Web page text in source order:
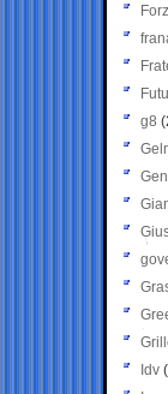
g8
Idv